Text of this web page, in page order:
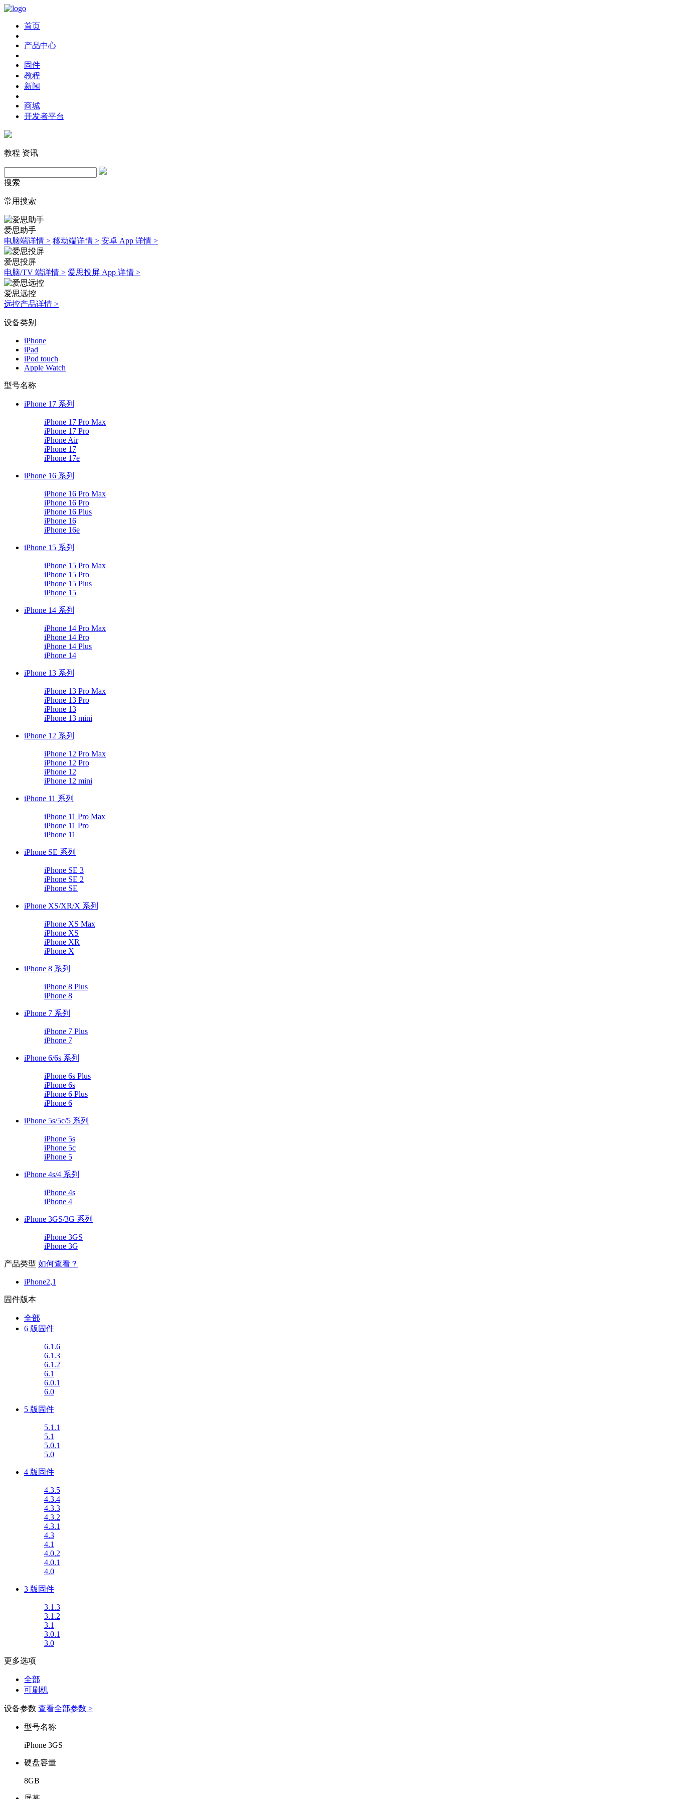
首页
产品中心
固件
教程
新闻
商城
开发者平台
教程 资讯
搜索
常用搜索
爱思助手
电脑端详情 > 移动端详情 > 安卓 App 详情 >
爱思投屏
电脑/TV 端详情 > 爱思投屏 App 详情 >
爱思远控
远控产品详情 >
设备类别
iPhone
iPad
iPod touch
Apple Watch
型号名称
iPhone 17 系列
iPhone 17 Pro Max
iPhone 17 Pro
iPhone Air
iPhone 17
iPhone 17e
iPhone 16 系列
iPhone 16 Pro Max
iPhone 16 Pro
iPhone 16 Plus
iPhone 16
iPhone 16e
iPhone 15 系列
iPhone 15 Pro Max
iPhone 15 Pro
iPhone 15 Plus
iPhone 15
iPhone 14 系列
iPhone 14 Pro Max
iPhone 14 Pro
iPhone 14 Plus
iPhone 14
iPhone 13 系列
iPhone 13 Pro Max
iPhone 13 Pro
iPhone 13
iPhone 13 mini
iPhone 12 系列
iPhone 12 Pro Max
iPhone 12 Pro
iPhone 12
iPhone 12 mini
iPhone 11 系列
iPhone 11 Pro Max
iPhone 11 Pro
iPhone 11
iPhone SE 系列
iPhone SE 3
iPhone SE 2
iPhone SE
iPhone XS/XR/X 系列
iPhone XS Max
iPhone XS
iPhone XR
iPhone X
iPhone 8 系列
iPhone 8 Plus
iPhone 8
iPhone 7 系列
iPhone 7 Plus
iPhone 7
iPhone 6/6s 系列
iPhone 6s Plus
iPhone 6s
iPhone 6 Plus
iPhone 6
iPhone 5s/5c/5 系列
iPhone 5s
iPhone 5c
iPhone 5
iPhone 4s/4 系列
iPhone 4s
iPhone 4
iPhone 3GS/3G 系列
iPhone 3GS
iPhone 3G
产品类型 如何查看？
iPhone2,1
固件版本
全部
6 版固件
6.1.6
6.1.3
6.1.2
6.1
6.0.1
6.0
5 版固件
5.1.1
5.1
5.0.1
5.0
4 版固件
4.3.5
4.3.4
4.3.3
4.3.2
4.3.1
4.3
4.1
4.0.2
4.0.1
4.0
3 版固件
3.1.3
3.1.2
3.1
3.0.1
3.0
更多选项
全部
可刷机
设备参数 查看全部参数 >
型号名称
iPhone 3GS
硬盘容量
8GB